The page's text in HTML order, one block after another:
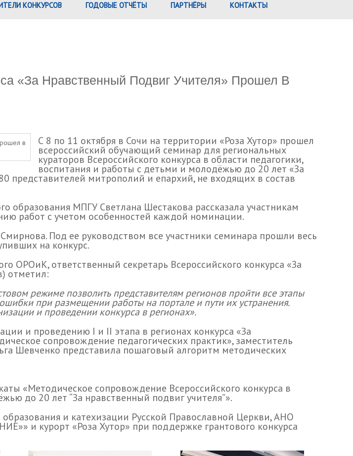
КОНКУРСОВ ГОДОВЫЕ ОТЧЁТЫ ПАРТНЁРЫ КОНТАКТЫ
«За Нравственный Подвиг Учителя» Прошел В
С 8 по 11 октября в Сочи на территории «Роза Хутор» прошел
всероссийский обучающий семинар для региональных
кураторов Всероссийского конкурса в области педагогики,
воспитания и работы с детьми и молодёжью до 20 лет «За
представителей митрополий и епархий, не входящих в состав
образования МПГУ Светлана Шестакова рассказала участникам
работ с учетом особенностей каждой номинации.
Под ее руководством все участники семинара прошли весь
на конкурс.
ОРОиК, ответственный секретарь Всероссийского конкурса «За
отметил:
режиме позволить представителям регионов пройти все этапы
при размещении работы на портале и пути их устранения.
и проведении конкурса в регионах».
и проведению I и II этапа в регионах конкурса «За
сопровождение педагогических практик», заместитель
Шевченко представила пошаговый алгоритм методических
«Методическое сопровождение Всероссийского конкурса в
до 20 лет “За нравственный подвиг учителя”».
и катехизации Русской Православной Церкви, АНО
и курорт «Роза Хутор» при поддержке грантового конкурса